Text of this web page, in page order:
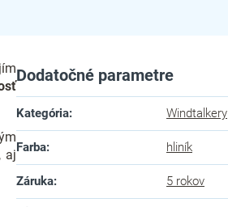
aj
Dodatočné parametre
Kategória: Windtalkery
Farba: hliník
Záruka: 5 rokov